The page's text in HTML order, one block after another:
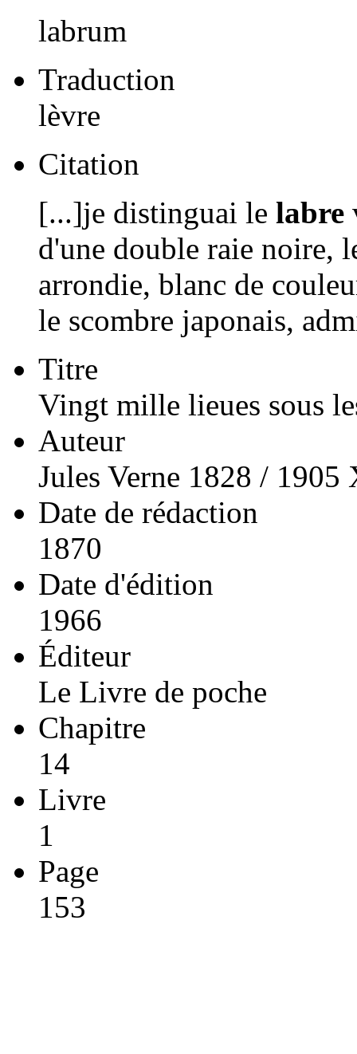
labrum
Traduction
lèvre
Citation
[...]je distinguai le labre
d'une double raie noire,
arrondie, blanc de
le scombre japonais,
Titre
Vingt mille lieues sous
Auteur
Jules Verne 1828 / 1905
Date de rédaction
1870
Date d'édition
1966
Éditeur
Le Livre de poche
Chapitre
14
Livre
1
Page
153